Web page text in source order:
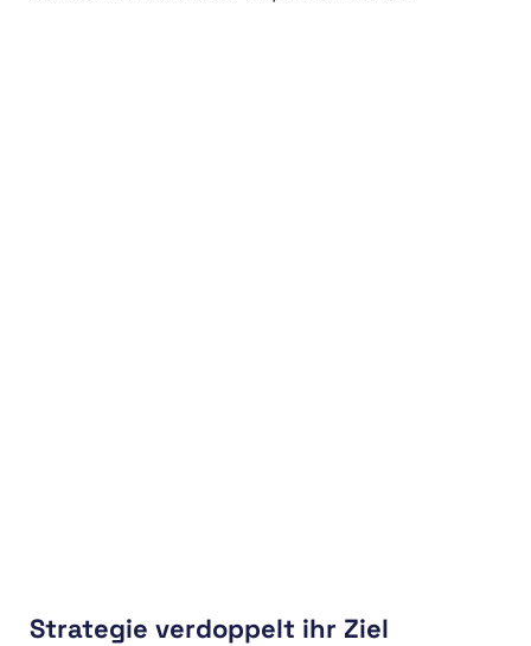
Strategie verdoppelt ihr Ziel